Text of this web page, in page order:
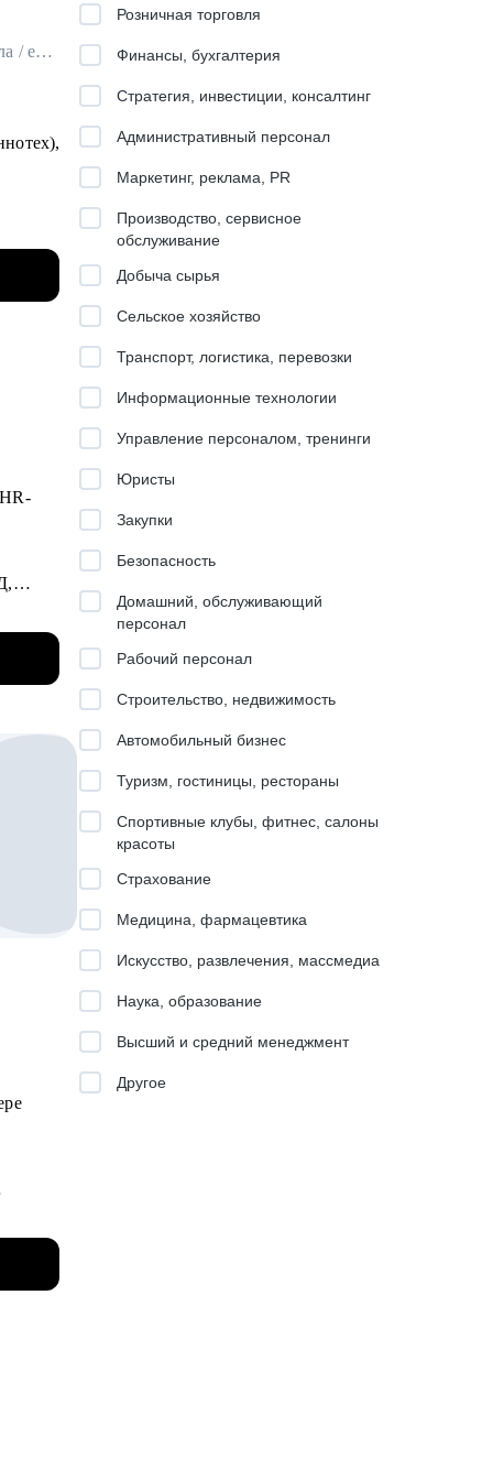
HRBP / Руководитель отдела по управлению результативностью персонала / ex-T1 Иннотех, DHL, Zeppelin Group
Розничная торговля
Финансы, бухгалтерия
Стратегия, инвестиции, консалтинг
Административный персонал
Маркетинг, реклама, PR
Производство, сервисное
обслуживание
Добыча сырья
Сельское хозяйство
Транспорт, логистика, перевозки
Информационные технологии
Управление персоналом, тренинги
Юристы
Закупки
Безопасность
Домашний, обслуживающий
персонал
Рабочий персонал
Строительство, недвижимость
Автомобильный бизнес
Туризм, гостиницы, рестораны
Спортивные клубы, фитнес, салоны
красоты
Страхование
Медицина, фармацевтика
Искусство, развлечения, массмедиа
Наука, образование
Высший и средний менеджмент
Другое